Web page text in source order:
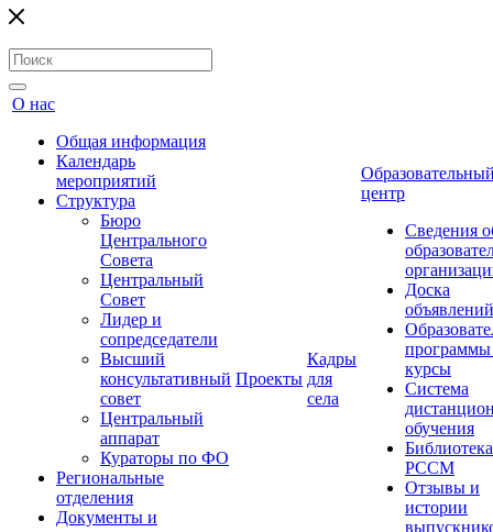
О нас
Общая информация
Календарь
мероприятий
Структура
Бюро
Центрального
Совета
Центральный
Совет
Лидер и
сопредседатели
Высший
консультативный
совет
Центральный
аппарат
Кураторы по ФО
Региональные
отделения
Документы и
Проекты
Кадры
для
села
центр
Сведения
Доска
объявлений
курсы
Система
обучения
Библиотека
РССМ
Отзывы и
истории